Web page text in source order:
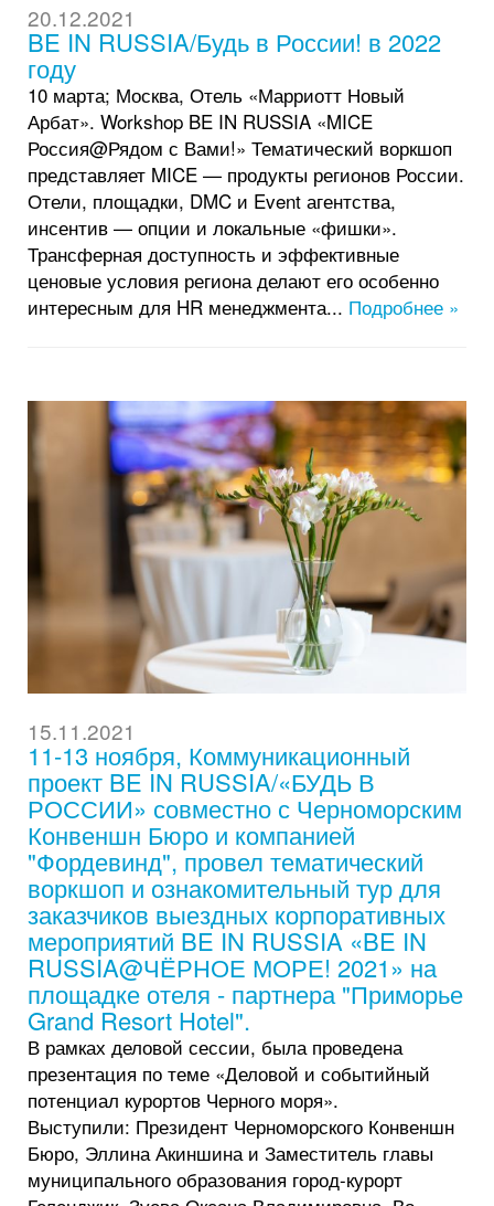
20.12.2021
BE IN RUSSIA/Будь в России! в 2022
году
10 марта; Москва, Отель «Марриотт Новый
Арбат». Workshop BE IN RUSSIA «MICE
Россия@Рядом с Вами!» Тематический воркшоп
представляет MICE — продукты регионов России.
Отели, площадки, DMC и Event агентства,
инсентив — опции и локальные «фишки».
Трансферная доступность и эффективные
ценовые условия региона делают его особенно
интересным для HR менеджмента... Подробнее »
15.11.2021
11-13 ноября, Коммуникационный
проект BE IN RUSSIA/«БУДЬ В
РОССИИ» совместно с Черноморским
Конвеншн Бюро и компанией
"Фордевинд", провел тематический
воркшоп и ознакомительный тур для
заказчиков выездных корпоративных
мероприятий BE IN RUSSIA «BE IN
RUSSIA@ЧЁРНОЕ МОРЕ! 2021» на
площадке отеля - партнера "Приморье
Grand Resort Hotel".
В рамках деловой сессии, была проведена
презентация по теме «Деловой и событийный
потенциал курортов Черного моря».
Выступили: Президент Черноморского Конвеншн
Бюро, Эллина Акиншина и Заместитель главы
муниципального образования город-курорт